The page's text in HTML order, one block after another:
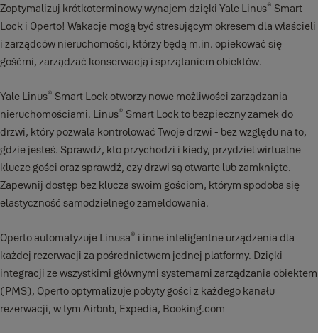
Zoptymalizuj krótkoterminowy wynajem dzięki Yale Linus® Smart
Lock i Operto! Wakacje mogą być stresującym okresem dla właścieli
i zarządców nieruchomości, którzy będą m.in. opiekować się
gośćmi, zarządzać konserwacją i sprzątaniem obiektów.
Yale Linus® Smart Lock otworzy nowe możliwości zarządzania
nieruchomościami. Linus® Smart Lock to bezpieczny zamek do
drzwi, który pozwala kontrolować Twoje drzwi - bez względu na to,
gdzie jesteś. Sprawdź, kto przychodzi i kiedy, przydziel wirtualne
klucze gości oraz sprawdź, czy drzwi są otwarte lub zamknięte.
Zapewnij dostęp bez klucza swoim gościom, którym spodoba się
elastyczność samodzielnego zameldowania.
Operto automatyzuje Linusa® i inne inteligentne urządzenia dla
każdej rezerwacji za pośrednictwem jednej platformy. Dzięki
integracji ze wszystkimi głównymi systemami zarządzania obiektem
(PMS), Operto optymalizuje pobyty gości z każdego kanału
rezerwacji, w tym Airbnb, Expedia, Booking.com